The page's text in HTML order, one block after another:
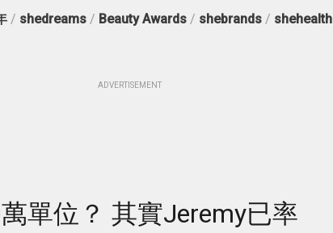
/ shedreams/ Beauty Awards/ shebrands/ shehealth
ADVERTISEMENT
單位？ 其實Jeremy已率